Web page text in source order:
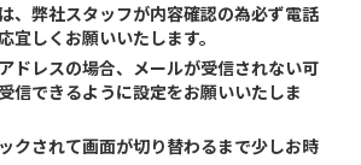
、弊社スタッフが内容確認の為必ず電話
宜しくお願いいたします。
ドレスの場合、メールが受信されない可
信できるように設定をお願いいたしま
クされて画面が切り替わるまで少しお時